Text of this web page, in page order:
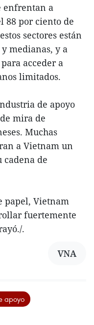
enfrentan a
88 por ciento de
sectores están
medianas, y a
acceder a
limitados.
de apoyo
mira de
Muchas
a Vietnam un
cadena de
papel, Vietnam
fuertemente
.
VNA
apoyo